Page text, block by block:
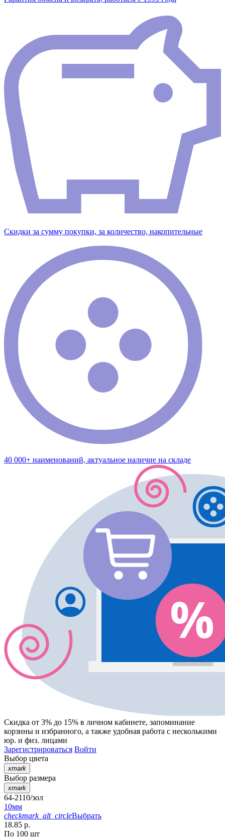
Скидки за сумму покупки, за количество, накопительные
40 000+ наименований, актуальное наличие на складе
Скидка от 3% до 15% в личном кабинете, запоминание
корзины и избранного, а также удобная работа с несколькими
юр. и физ. лицами
Зарегистрироваться Войти
Выбор цвета
xmark
Выбор размера
xmark
64-2110/зол
10мм
checkmark_alt_circleВыбрать
18.85 р.
По 100 шт